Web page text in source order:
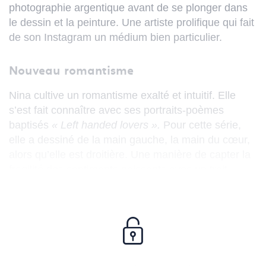
photographie argentique avant de se plonger dans
le dessin et la peinture. Une artiste prolifique qui fait
de son Instagram un médium bien particulier.
Nouveau romantisme
Nina cultive un romantisme exalté et intuitif. Elle
s’est fait connaître avec ses portraits-poèmes
baptisés « Left handed lovers ». Pour cette série,
rêves qu’elle couche sur le papier d’anciens livres.
Grande romantique, elle est la précurseure d’un
style tendre sans être mièvre, qui aujourd’hui inspire